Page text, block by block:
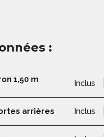
:
1,50 m
Inclus
arrières Inclus